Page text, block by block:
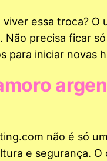
viver essa troca?
Não precisa ficar
para iniciar novas
não é só
e segurança.